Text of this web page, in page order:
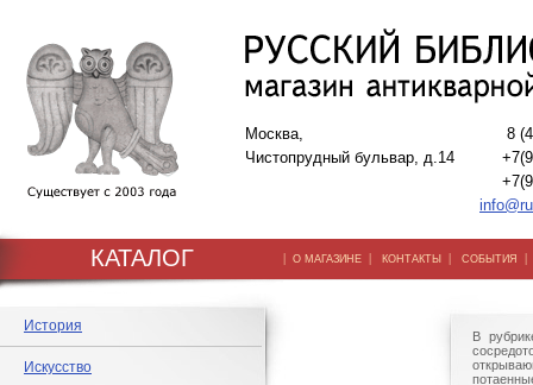
Москва,
Чистопрудный бульвар, д.14
8
КАТАЛОГ | О МАГАЗИНЕ | КОНТАКТЫ | СОБЫТИЯ
История
Искусство
В